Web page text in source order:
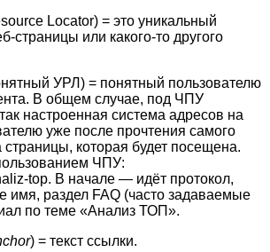
Locator) = это уникальный
страницы или какого-то другого
УРЛ) = понятный пользователю
В общем случае, под ЧПУ
настроенная система адресов на
уже после прочтения самого
страницы, которая будет посещена.
ЧПУ:
top. В начале — идёт протокол,
раздел FAQ (часто задаваемые
по теме «Анализ ТОП».
) = текст ссылки.